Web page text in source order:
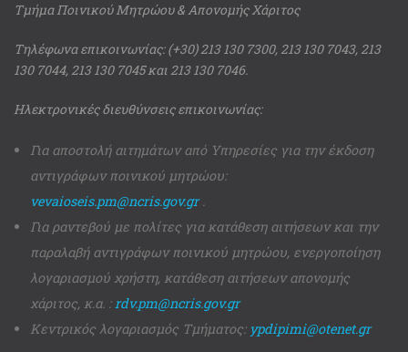
Τμήμα Ποινικού Μητρώου & Απονομής Χάριτος
Τηλέφωνα επικοινωνίας: (+30) 213 130 7300, 213 130 7043, 213
130 7044, 213 130 7045 και 213 130 7046.
Ηλεκτρονικές διευθύνσεις επικοινωνίας:
Για αποστολή αιτημάτων από Υπηρεσίες για την έκδοση
αντιγράφων ποινικού μητρώου:
vevaioseis.pm@ncris.gov.gr.
Για ραντεβού με πολίτες για κατάθεση αιτήσεων και την
παραλαβή αντιγράφων ποινικού μητρώου, ενεργοποίηση
λογαριασμού χρήστη, κατάθεση αιτήσεων απονομής
χάριτος, κ.α. :rdv.pm@ncris.gov.gr
Κεντρικός λογαριασμός Τμήματος: ypdipimi@otenet.gr